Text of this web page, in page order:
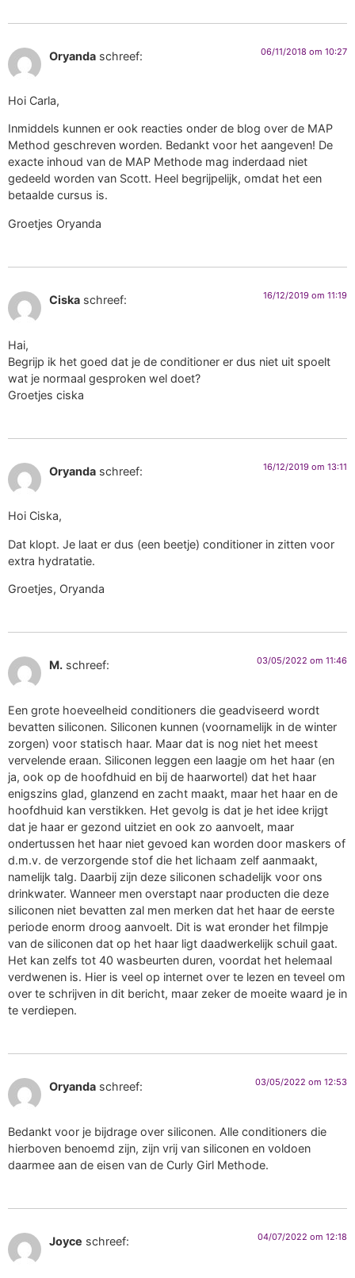
Oryanda schreef: 06/11/2018 om 10:27
Hoi Carla,
Inmiddels kunnen er ook reacties onder de blog over de MAP
Method geschreven worden. Bedankt voor het aangeven! De
exacte inhoud van de MAP Methode mag inderdaad niet
gedeeld worden van Scott. Heel begrijpelijk, omdat het een
betaalde cursus is.
Groetjes Oryanda
Ciska schreef: 16/12/2019 om 11:19
Hai,
Begrijp ik het goed dat je de conditioner er dus niet uit spoelt
wat je normaal gesproken wel doet?
Groetjes ciska
Oryanda schreef: 16/12/2019 om 13:11
Hoi Ciska,
Dat klopt. Je laat er dus (een beetje) conditioner in zitten voor
extra hydratatie.
Groetjes, Oryanda
M. schreef: 03/05/2022 om 11:46
Een grote hoeveelheid conditioners die geadviseerd wordt
bevatten siliconen. Siliconen kunnen (voornamelijk in de winter
zorgen) voor statisch haar. Maar dat is nog niet het meest
vervelende eraan. Siliconen leggen een laagje om het haar (en
ja, ook op de hoofdhuid en bij de haarwortel) dat het haar
enigszins glad, glanzend en zacht maakt, maar het haar en de
hoofdhuid kan verstikken. Het gevolg is dat je het idee krijgt
dat je haar er gezond uitziet en ook zo aanvoelt, maar
ondertussen het haar niet gevoed kan worden door maskers of
d.m.v. de verzorgende stof die het lichaam zelf aanmaakt,
namelijk talg. Daarbij zijn deze siliconen schadelijk voor ons
drinkwater. Wanneer men overstapt naar producten die deze
siliconen niet bevatten zal men merken dat het haar de eerste
periode enorm droog aanvoelt. Dit is wat eronder het filmpje
van de siliconen dat op het haar ligt daadwerkelijk schuil gaat.
Het kan zelfs tot 40 wasbeurten duren, voordat het helemaal
verdwenen is. Hier is veel op internet over te lezen en teveel om
over te schrijven in dit bericht, maar zeker de moeite waard je in
te verdiepen.
Oryanda schreef: 03/05/2022 om 12:53
Bedankt voor je bijdrage over siliconen. Alle conditioners die
hierboven benoemd zijn, zijn vrij van siliconen en voldoen
daarmee aan de eisen van de Curly Girl Methode.
Joyce schreef: 04/07/2022 om 12:18